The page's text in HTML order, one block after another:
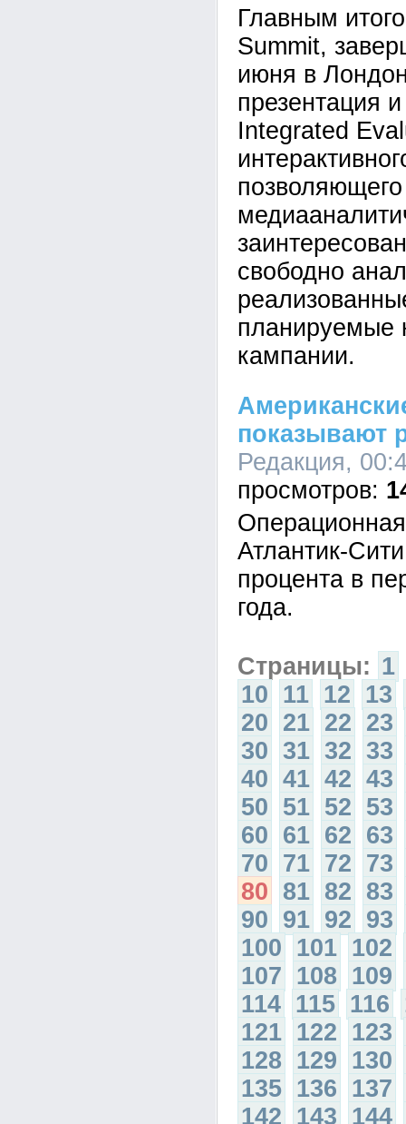
Главным
Summit,
июня в
презентация
Integrated
свободно
планируемые
кампании.
показывают
Редакция,
Атлантик-
процента в
года.
Страницы: 1
10 11 12 13
20 21 22 23
30 31 32 33
40 41 42 43
50 51 52 53
60 61 62 63
70 71 72 73
80 81 82 83
90 91 92 93
100 101 102
107 108 109
114 115 116
121 122 123
128 129 130
135 136 137
142 143 144